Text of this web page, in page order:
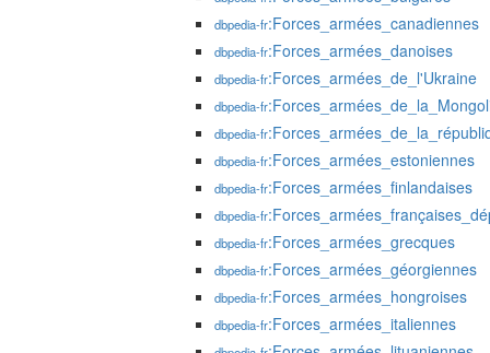
dbpedia-fr:Forces_armées_canadiennes
dbpedia-fr:Forces_armées_danoises
dbpedia-fr:Forces_armées_de_l'Ukraine
dbpedia-fr
dbpedia-fr
dbpedia-fr:Forces_armées_estoniennes
dbpedia-fr:Forces_armées_finlandaises
dbpedia-fr
dbpedia-fr:Forces_armées_grecques
dbpedia-fr:Forces_armées_géorgiennes
dbpedia-fr:Forces_armées_hongroises
dbpedia-fr:Forces_armées_italiennes